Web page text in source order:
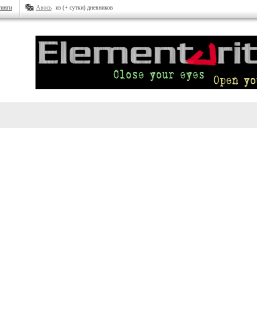
Авось из (+ сутки) дневников